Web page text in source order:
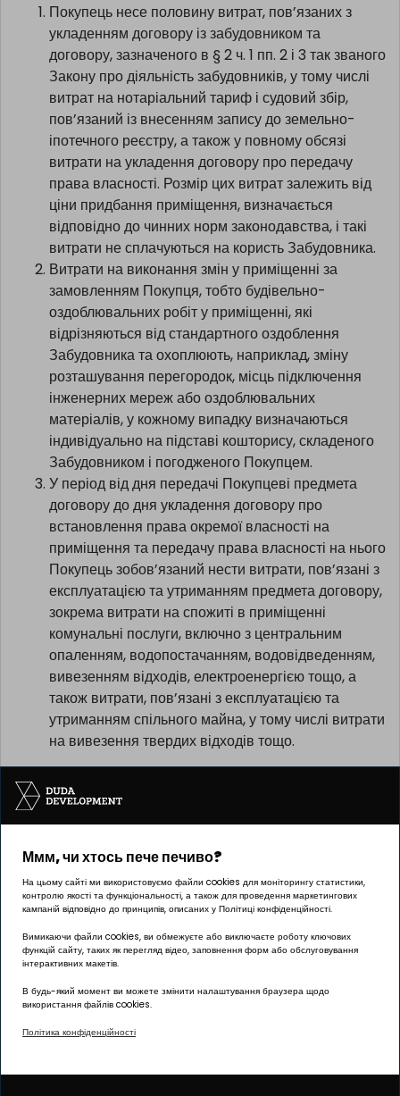
Ммм, чи хтось пече печиво?
На цьому сайті ми використовуємо файли cookies для моніторингу статистики,
контролю якості та функціональності, а також для проведення маркетингових
кампаній відповідно до принципів, описаних у Політиці конфіденційності.
Вимикаючи файли cookies, ви обмежуєте або виключаєте роботу ключових
функцій сайту, таких як перегляд відео, заповнення форм або обслуговування
інтерактивних макетів.
В будь-який момент ви можете змінити налаштування браузера щодо
використання файлів cookies.
Політика конфіденційності
Покупець несе половину витрат, пов’язаних з
укладенням договору із забудовником та
договору, зазначеного в § 2 ч. 1 пп. 2 і 3 так званого
Закону про діяльність забудовників, у тому числі
витрат на нотаріальний тариф і судовий збір,
пов’язаний із внесенням запису до земельно-
іпотечного реєстру, а також у повному обсязі
витрати на укладення договору про передачу
права власності. Розмір цих витрат залежить від
ціни придбання приміщення, визначається
відповідно до чинних норм законодавства, і такі
витрати не сплачуються на користь Забудовника.
Витрати на виконання змін у приміщенні за
замовленням Покупця, тобто будівельно-
оздоблювальних робіт у приміщенні, які
відрізняються від стандартного оздоблення
Забудовника та охоплюють, наприклад, зміну
розташування перегородок, місць підключення
інженерних мереж або оздоблювальних
матеріалів, у кожному випадку визначаються
індивідуально на підставі кошторису, складеного
Забудовником і погодженого Покупцем.
У період від дня передачі Покупцеві предмета
договору до дня укладення договору про
встановлення права окремої власності на
приміщення та передачу права власності на нього
Покупець зобов’язаний нести витрати, пов’язані з
експлуатацією та утриманням предмета договору,
зокрема витрати на спожиті в приміщенні
комунальні послуги, включно з центральним
опаленням, водопостачанням, водовідведенням,
вивезенням відходів, електроенергією тощо, а
також витрати, пов’язані з експлуатацією та
утриманням спільного майна, у тому числі витрати
на вивезення твердих відходів тощо.
Інвестицію реалізує компанія Pułaskiego 19 sp. z o.o.
ОФІС Познань | ГРУНВАЛД
понеділок – п’ятниця: 8:00 – 17:00